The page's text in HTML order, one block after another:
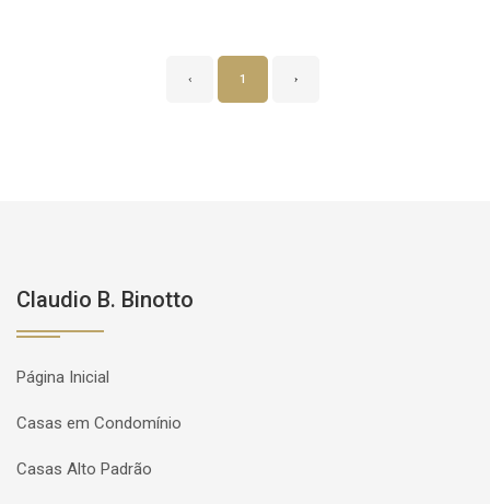
‹ 1 ›
Claudio B. Binotto
Página Inicial
Casas em Condomínio
Casas Alto Padrão